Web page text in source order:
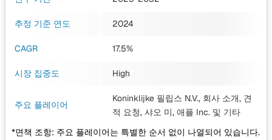
추정 기준 연도 2024
CAGR 17.5%
시장 집중도 High
주요 플레이어
Koninklijke 필립스 N.V., 회사 소개, 견
적 요청, 샤오 미, 애플 Inc. 및 기타
*면책 조항: 주요 플레이어는 특별한 순서 없이 나열되어 있습니다.